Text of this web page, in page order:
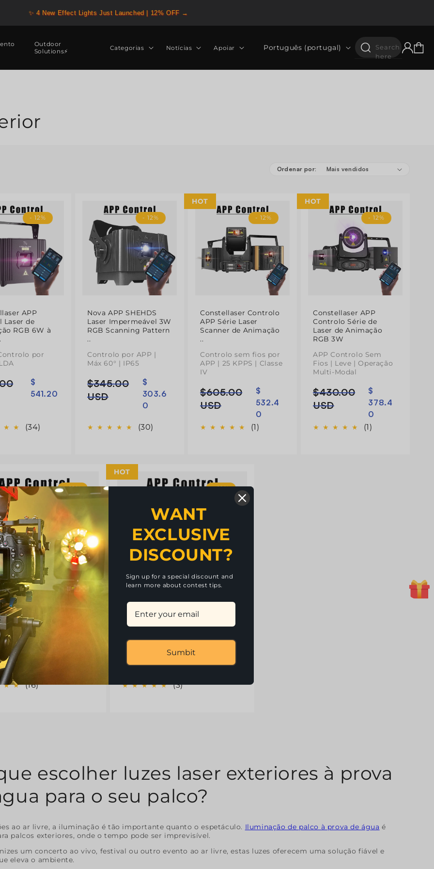
WANT
EXCLUSIVE
DISCOUNT?
Sign up for a special discount and
learn more about contest tips.
Sumbit
✨ 4 New Effect Lights Just Launched | 12% OFF →
Outdoor
Solutions⚡
Categorias Notícias Apoiar Idioma
Português (portugal)
Search
here
Iniciar
sessão
Carrinho
Ordenar por:
- 12%
APP
Laser de
RGB 6W à
por
$
541.20
(34)
- 12%
Nova APP SHEHDS
Laser Impermeável 3W
RGB Scanning Pattern
..
Controlo por APP |
Máx 60° | IP65
Preço
normal
$345.00
USD
Preço
de
$
303.6
0
(30)
HOT
- 12%
Constellaser Controlo
APP Série Laser
Scanner de Animação
..
Controlo sem fios por
APP | 25 KPPS | Classe
IV
Preço
normal
$605.00
USD
Preço
de
$
532.4
0
(1)
HOT
- 12%
Constellaser APP
Controlo Série de
Laser de Animação
RGB 3W
APP Controlo Sem
Fios | Leve | Operação
Multi-Modal
Preço
normal
$430.00
USD
Preço
de
$
378.4
0
(1)
- 12%
APP Control Laser
RGB 12W à Prova..
por APP | ILDA
USD
(16)
HOT
- 12%
Constellaser APP Control Série
de Luz Laser RGB 12W com Sc..
APP Controlo Wireless |
Modulação Analógica | ILDA
(3)
escolher luzes laser exteriores à prova
para o seu palco?
ao ar livre, a iluminação é tão importante quanto o espetáculo. Iluminação de palco à prova de água é
palcos exteriores, onde o tempo pode ser imprevisível.
um concerto ao vivo, festival ou outro evento ao ar livre, estas luzes oferecem uma solução fiável e
eleva o ambiente.